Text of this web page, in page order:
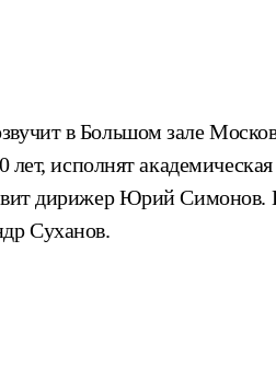
в Большом зале
исполнят
дирижер Юрий
Суханов.